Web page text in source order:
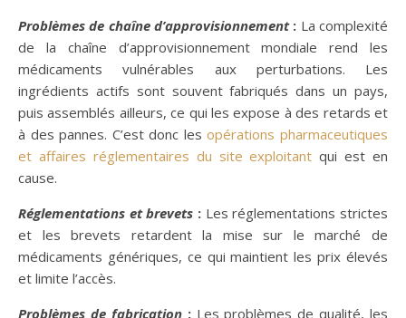
Problèmes de chaîne d’approvisionnement: La complexité
de la chaîne d’approvisionnement mondiale rend les
médicaments vulnérables aux perturbations. Les
ingrédients actifs sont souvent fabriqués dans un pays,
puis assemblés ailleurs, ce qui les expose à des retards et
à des pannes. C’est donc lesopérations pharmaceutiques
et affaires réglementaires du site exploitant qui est en
cause.
Réglementations et brevets : Les réglementations strictes
et les brevets retardent la mise sur le marché de
médicaments génériques, ce qui maintient les prix élevés
et limite l’accès.
Problèmes de fabrication:Les problèmes de qualité, les